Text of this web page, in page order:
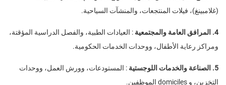
(غلامبينغ)، فيلات المنتجعات، والمنشآت السياحية.
4. المرافق العامة والمجتمعية
: العيادات الطبية، والفصل الدراسية المؤقتة،
ومراكز رعاية الأطفال، ووحدات الخدمات الحكومية.
5. الصناعة والخدمات اللوجستية
: المستودعات، وورش العمل، ووحدات
التخزين، و domiciles الموظفين.